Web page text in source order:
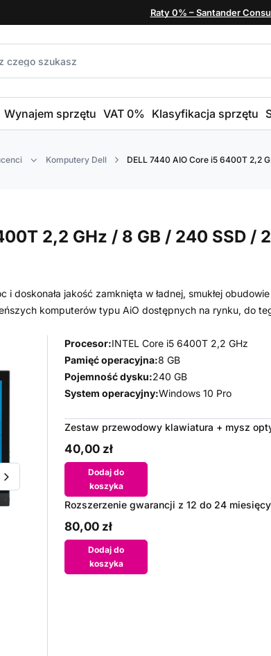
Raty 0% – Santander
Wynajem sprzętu VAT 0% Klasyfikacja sprzętu
Komputery Dell DELL 7440 AIO Core i5 6400T 2,2
2,2 GHz / 8 GB / 240 SSD /
i doskonała jakość zamknięta w ładnej, smukłej
komputerów typu AiO dostępnych na rynku, do
Procesor:INTEL Core i5 6400T 2,2 GHz
Pamięć operacyjna:8 GB
Pojemność dysku:240 GB
System operacyjny:Windows 10 Pro
Zestaw przewodowy klawiatura + mysz
40,00 zł
Dodaj do
koszyka
Rozszerzenie gwarancji z 12 do 24 miesięcy
80,00 zł
Dodaj do
koszyka